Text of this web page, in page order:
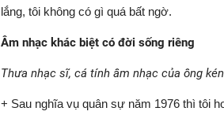
lắng, tôi không có gì quá bất ngờ.
Âm nhạc khác biệt có đời sống riêng
Thưa nhạc sĩ, cá tính âm nhạc của ông
+ Sau nghĩa vụ quân sự năm 1976 thì tôi